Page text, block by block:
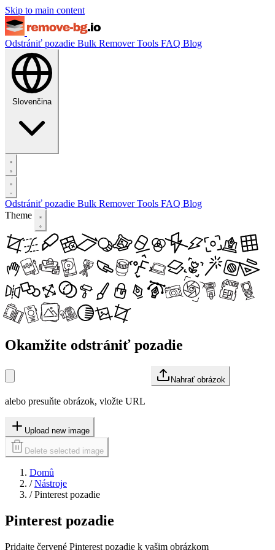
Skip to main content
Odstrániť pozadie Bulk RemoverTools FAQ Blog
Slovenčina
Odstrániť pozadie Bulk RemoverTools FAQ Blog
Theme
Okamžite odstrániť pozadie
Nahrať obrázok
alebo presuňte obrázok, vložte URL
Upload new image
Delete selected image
Domů
/ Nástroje
/ Pinterest pozadie
Pinterest pozadie
Pridajte červené Pinterest pozadie k vašim obrázkom